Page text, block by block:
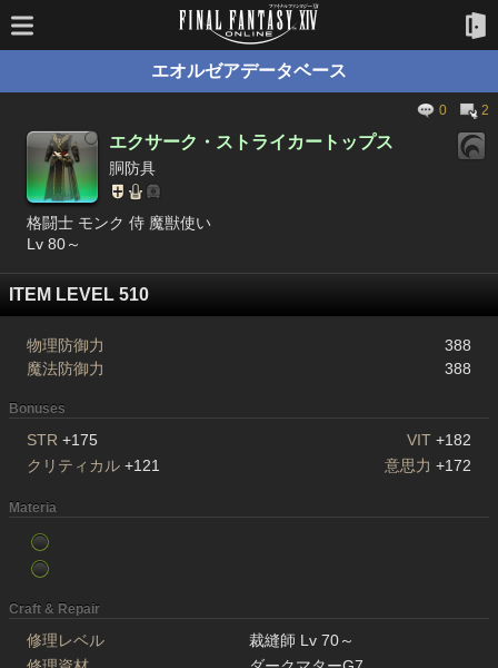
エオルゼアデータベース
0 2
エクサーク・ストライカートップス
胴防具
格闘士 モンク 侍 魔獣使い
Lv 80～
ITEM LEVEL 510
物理防御力
388
魔法防御力
388
Bonuses
STR +175 VIT +182
クリティカル +121 意思力 +172
Materia
Craft & Repair
修理レベル
裁縫師 Lv 70～